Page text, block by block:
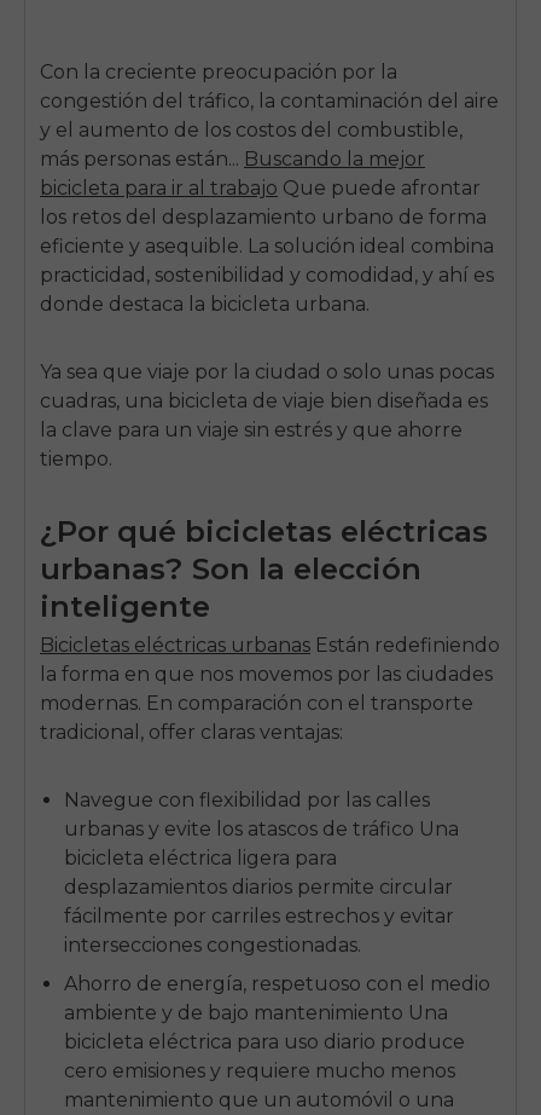
Con la creciente preocupación por la
congestión del tráfico, la contaminación del aire
y el aumento de los costos del combustible,
más personas están... Buscando la mejor
bicicleta para ir al trabajo Que puede afrontar
los retos del desplazamiento urbano de forma
eficiente y asequible. La solución ideal combina
practicidad, sostenibilidad y comodidad, y ahí es
donde destaca la bicicleta urbana.
Ya sea que viaje por la ciudad o solo unas pocas
cuadras, una bicicleta de viaje bien diseñada es
la clave para un viaje sin estrés y que ahorre
tiempo.
¿Por qué bicicletas eléctricas
urbanas? Son la elección
inteligente
Bicicletas eléctricas urbanas Están redefiniendo
la forma en que nos movemos por las ciudades
modernas. En comparación con el transporte
tradicional, offer claras ventajas:
Navegue con flexibilidad por las calles
urbanas y evite los atascos de tráfico Una
bicicleta eléctrica ligera para
desplazamientos diarios permite circular
fácilmente por carriles estrechos y evitar
intersecciones congestionadas.
Ahorro de energía, respetuoso con el medio
ambiente y de bajo mantenimiento Una
bicicleta eléctrica para uso diario produce
cero emisiones y requiere mucho menos
mantenimiento que un automóvil o una